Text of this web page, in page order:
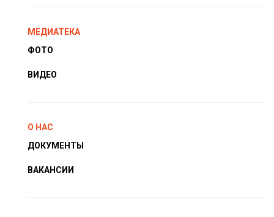
МЕДИАТЕКА
ФОТО
ВИДЕО
О НАС
ДОКУМЕНТЫ
ВАКАНСИИ